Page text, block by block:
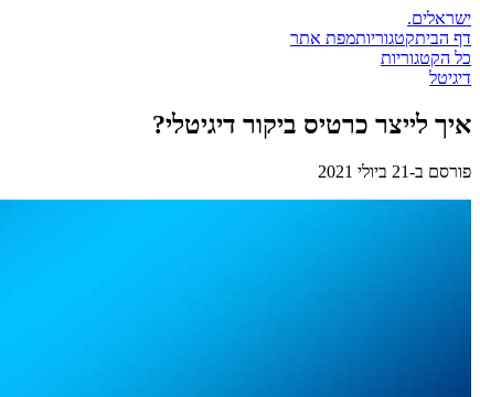
ישראלים.
דף הביתקטגוריותמפת אתר
כל הקטגוריות
דיגיטל
איך לייצר כרטיס ביקור דיגיטלי?
פורסם ב-21 ביולי 2021